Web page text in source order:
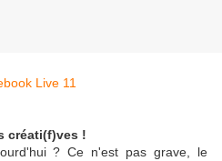
créati(f)ves !
? Ce n'est pas grave, le